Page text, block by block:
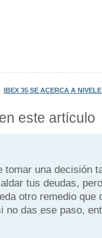
IBEX 35 SE ACERCA A
este artículo
tomar una decisión
tus deudas,
otro remedio que
no das ese paso,